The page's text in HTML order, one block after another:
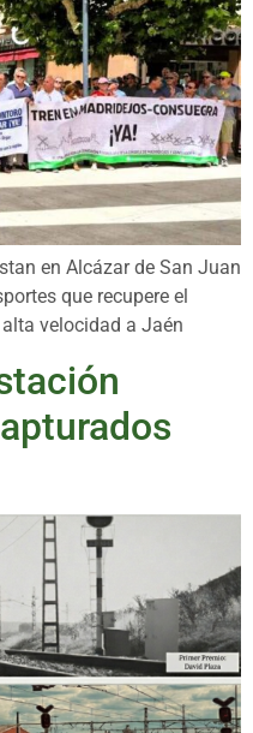
en Alcázar de San Juan
que recupere el
velocidad a Jaén